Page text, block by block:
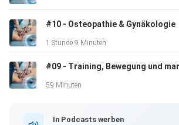
#10 - Osteopathie & Gynäkologie
1 Stunde 9 Minuten
59 Minuten
In Podcasts werben